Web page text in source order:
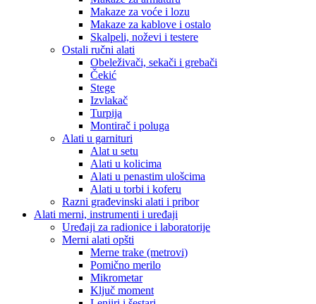
Makaze za voće i lozu
Makaze za kablove i ostalo
Skalpeli, noževi i testere
Ostali ručni alati
Obeleživači, sekači i grebači
Čekić
Stege
Izvlakač
Turpija
Montirač i poluga
Alati u garnituri
Alat u setu
Alati u kolicima
Alati u penastim ulošcima
Alati u torbi i koferu
Razni građevinski alati i pribor
Alati merni, instrumenti i uređaji
Uređaji za radionice i laboratorije
Merni alati opšti
Merne trake (metrovi)
Pomično merilo
Mikrometar
Ključ moment